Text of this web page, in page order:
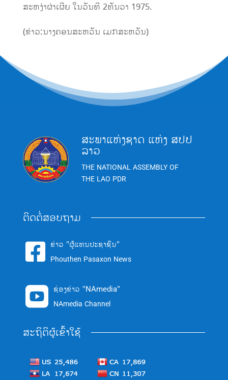
ສະຫງ່າຜ່າເຜີຍ ໃນວັນທີ 2ທັນວາ 1975.
(ຂ່າວ:ນາງຄອນສະຫວັນ​ ເມກສະຫວັນ)​
ສະພາແຫ່ງຊາດ ແຫ່ງ ສປປ
ລາວ
THE NATIONAL ASSEMBLY OF
THE LAO PDR
ຕິດຕໍ່ສອບຖາມ
 ຂ່າວ "ຜູ້ແທນປະຊາຊົນ"
Phouthen Pasaxon News
 ຊ່ອງຂ່າວ "NAmedia"
NAmedia Channel
ສະຖິຕິຜູ້ເຂົ້າໃຊ້